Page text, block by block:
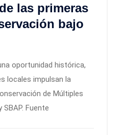
las primeras
bajo
oportunidad histórica,
locales impulsan la
de Múltiples
SBAP. Fuente